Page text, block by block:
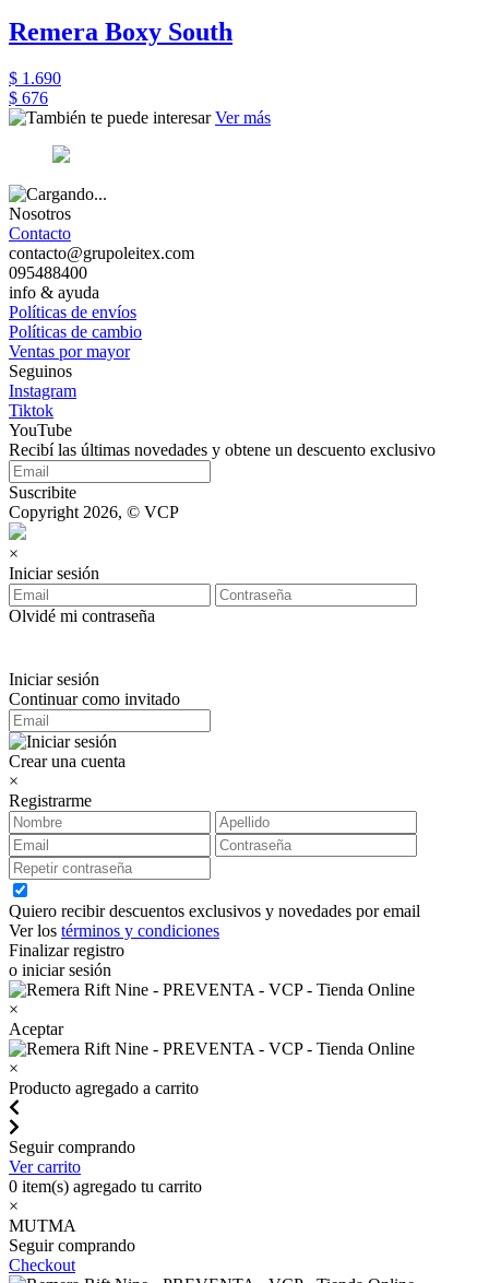
Remera Boxy South
$ 1.690
$ 676
Ver más
Nosotros
Contacto
contacto@grupoleitex.com
095488400
info & ayuda
Políticas de envíos
Políticas de cambio
Ventas por mayor
Seguinos
Instagram
Tiktok
YouTube
Recibí las últimas novedades y obtene un descuento exclusivo
Suscribite
Copyright 2026, © VCP
×
Iniciar sesión
Olvidé mi contraseña
Iniciar sesión
Continuar como invitado
Crear una cuenta
×
Registrarme
Quiero recibir descuentos exclusivos y novedades por email
Ver los términos y condiciones
Finalizar registro
o iniciar sesión
×
Aceptar
×
Producto agregado a carrito
Seguir comprando
Ver carrito
0 item(s) agregado tu carrito
×
MUTMA
Seguir comprando
Checkout